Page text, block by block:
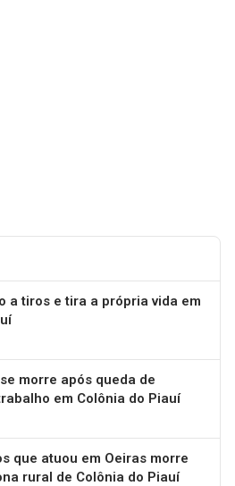
a tiros e tira a própria vida em
morre após queda de
em Colônia do Piauí
que atuou em Oeiras morre
rural de Colônia do Piauí